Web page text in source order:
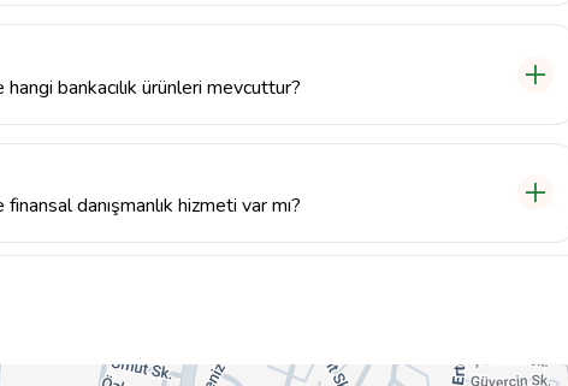
bankacılık ürünleri mevcuttur?
danışmanlık hizmeti var mı?
müşteri ihtiyaçlarına yönelik finansal danışmanlık hizmeti sunarak,